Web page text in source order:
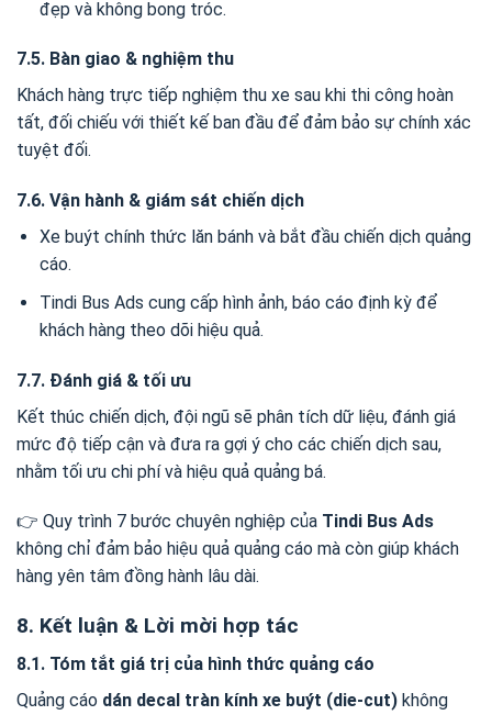
đẹp và không bong tróc.
7.5. Bàn giao & nghiệm thu
Khách hàng trực tiếp nghiệm thu xe sau khi thi công hoàn
tất, đối chiếu với thiết kế ban đầu để đảm bảo sự chính xác
tuyệt đối.
7.6. Vận hành & giám sát chiến dịch
Xe buýt chính thức lăn bánh và bắt đầu chiến dịch quảng
cáo.
Tindi Bus Ads cung cấp hình ảnh, báo cáo định kỳ để
khách hàng theo dõi hiệu quả.
7.7. Đánh giá & tối ưu
Kết thúc chiến dịch, đội ngũ sẽ phân tích dữ liệu, đánh giá
mức độ tiếp cận và đưa ra gợi ý cho các chiến dịch sau,
nhằm tối ưu chi phí và hiệu quả quảng bá.
👉 Quy trình 7 bước chuyên nghiệp của Tindi Bus Ads
không chỉ đảm bảo hiệu quả quảng cáo mà còn giúp khách
hàng yên tâm đồng hành lâu dài.
8. Kết luận & Lời mời hợp tác
8.1. Tóm tắt giá trị của hình thức quảng cáo
Quảng cáo dán decal tràn kính xe buýt (die-cut) không